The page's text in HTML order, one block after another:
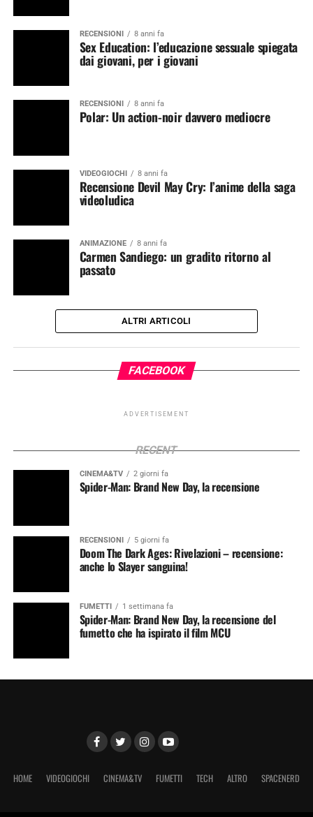
RECENSIONI 8 anni fa
Sex Education: l’educazione sessuale spiegata
dai giovani, per i giovani
RECENSIONI 8 anni fa
Polar: Un action-noir davvero mediocre
VIDEOGIOCHI 8 anni fa
Recensione Devil May Cry: l’anime della saga
videoludica
ANIMAZIONE 8 anni fa
Carmen Sandiego: un gradito ritorno al
passato
ALTRI ARTICOLI
FACEBOOK
ADVERTISEMENT
RECENT
CINEMA&TV 2 giorni fa
Spider-Man: Brand New Day, la recensione
RECENSIONI 5 giorni fa
Doom The Dark Ages: Rivelazioni – recensione:
anche lo Slayer sanguina!
FUMETTI 1 settimana fa
Spider-Man: Brand New Day, la recensione del
fumetto che ha ispirato il film MCU
HOME VIDEOGIOCHI CINEMA&TV FUMETTI TECH ALTRO SPACENERD